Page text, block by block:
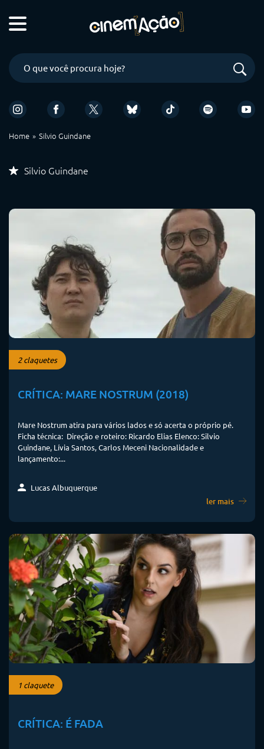
Home Silvio Guindane
Silvio Guindane
2 claquetes
CRÍTICA: MARE NOSTRUM (2018)
Mare Nostrum atira para vários lados e só acerta o próprio pé.
Ficha técnica: Direção e roteiro: Ricardo Elias Elenco: Silvio
Guindane, Lívia Santos, Carlos Meceni Nacionalidade e
lançamento:...
Lucas Albuquerque
ler mais
1 claquete
CRÍTICA: É FADA